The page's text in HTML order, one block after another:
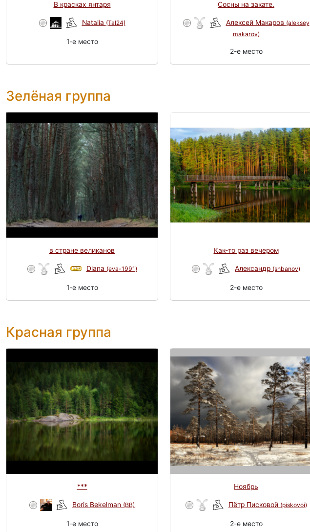
В красках янтаря
Natalia (Tal24)
1-e место
Сосны на закате.
Алексей Макаров (aleksey
makarov)
2-e место
Зелёная группа
в стране великанов
Diana (eva-1991)
1-e место
Как-то раз вечером
Александр (shbanov)
2-e место
Красная группа
***
Boris Bekelman (BB)
1-e место
Ноябрь
Пётр Писковой (piskovoi)
2-e место